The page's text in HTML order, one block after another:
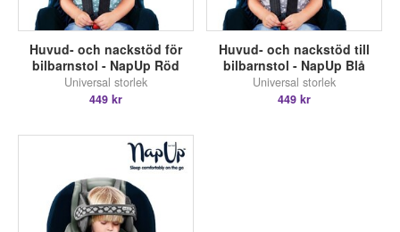
Huvud- och nackstöd för
bilbarnstol - NapUp Röd
Universal storlek
449 kr
Huvud- och nackstöd till
bilbarnstol - NapUp Blå
Universal storlek
449 kr